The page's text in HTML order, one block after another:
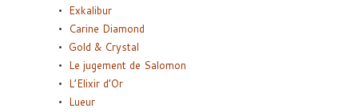
Exkalibur
Carine Diamond
Gold & Crystal
Le jugement de Salomon
L’Elixir d’Or
Lueur